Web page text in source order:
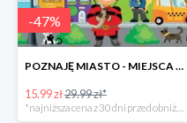
-47%
POZNAJĘ MIASTO - MIEJSCA LUDZIE POJAZDY ZWIERZĘTA -47%
15.99 zł29.99 zł*
*najniższa cena z 30 dni przed obniżką